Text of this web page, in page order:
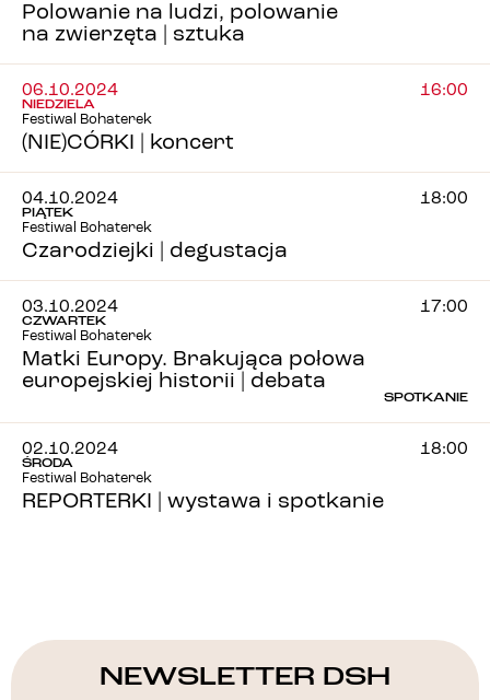
Polowanie na ludzi, polowanie
na zwierzęta | sztuka
06.10.2024
NIEDZIELA
16:00
Festiwal Bohaterek
(NIE)CÓRKI | koncert
04.10.2024
PIĄTEK
18:00
Festiwal Bohaterek
Czarodziejki | degustacja
03.10.2024
CZWARTEK
17:00
Festiwal Bohaterek
Matki Europy. Brakująca połowa
europejskiej historii | debata
SPOTKANIE
02.10.2024
ŚRODA
18:00
Festiwal Bohaterek
REPORTERKI | wystawa i spotkanie
NEWSLETTER DSH